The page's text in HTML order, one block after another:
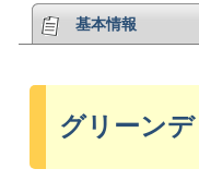
基本情報
グリーン